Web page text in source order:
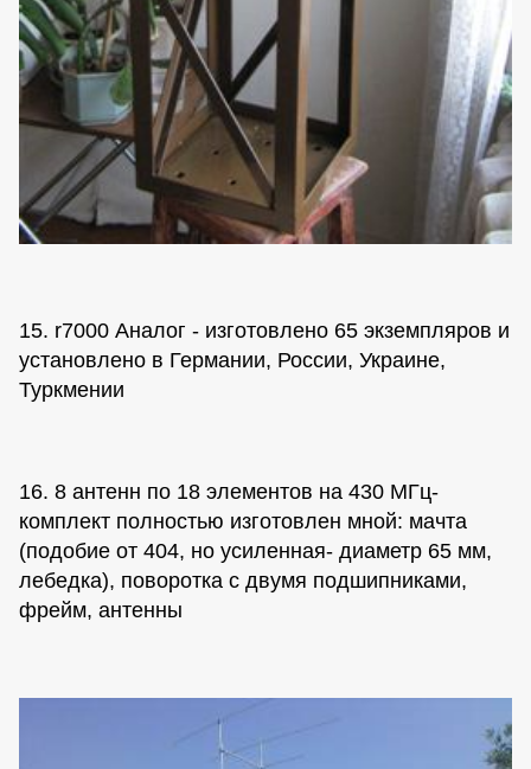
15. r7000 Аналог - изготовлено 65 экземпляров и
установлено в Германии, России, Украине,
Туркмении
16. 8 антенн по 18 элементов на 430 МГц-
комплект полностью изготовлен мной: мачта
(подобие от 404, но усиленная- диаметр 65 мм,
лебедка), поворотка с двумя подшипниками,
фрейм, антенны